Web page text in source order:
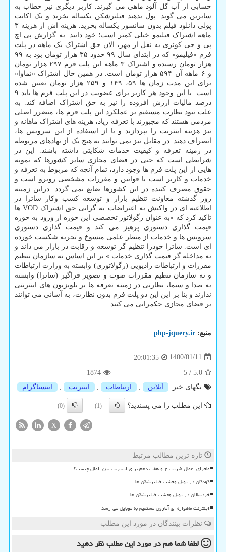
حسابی از آب گل آلود ماهی می گیرند. کاربر دیگری نیز خطاب به
سایرین می گوید: پول بدهید فیلترشکن یکساله بخرید و یک اکانت
پولی دانلود فیلم بدون سانسور یکساله بخرید. هزینه اش از هزینه ۳
ماهه اشتراک فیلیمو خیلی کمتر است؛ خود دانید. به گزارش پی اچ
پی و جی کوئری به نقل از مهر، الان حق اشتراک یک ماهه در پلت
فرم «فیلیمو» که در ابتدای سال ۹۹ حدود ۳۵ هزار تومان بود به ۹۹
هزار تومان رسیده و اشتراک ۳ ماهه این پلت فرم ۲۹۷ هزار تومان
و ۶ ماهه آن ۵۹۴ هزار تومان است. در همین حال اشتراک «نماوا»
برای این مدت زمان ها ۵۹، ۱۴۹ و ۲۵۹ هزار تومان تعیین شده
است. با این وجود هر کاربر برای عضویت در این پلت فرم ها باید ۹
درصد مالیات ارزش افزوده را نیز به حق اشتراک اضافه کند. به
علت نبود نظارت مستقیم بر عملکرد این پلت فرم ها، متضرر اصلی
مردمی هستند که مجبورند با تعرفه زیاد، هزینه های اشتراک ماهانه و
نیز هزینه اینترنت را بپردازند و یا از استفاده از این سرویس ها،
انصراف دهند. در مقابل نیز نمی توانند به هیچ یک از نهادهای مربوطه
در زمینه تعرفه و کیفیت خدمات شکایتی داشته باشند. این در
شرایطی است که حتی در فضای مجازی سایر کشورها که نمونه
هایی از این پلت فرم ها وجود دارد، تمام آنچه که مربوط به تعرفه و
خدمات و کاربر است با قوانین و مقررات مشخصی روبرو است و
حقوق مصرف کننده در این کشورها ضایع نمی گردد. دراین زمینه
روز گذشته معاونت تنظیم بازار و توسعه کسب وکار ساترا در
اطلاعیه ای در واکنش به اعتراضات به گرانی حق اشتراک VOD ها
تاکید کرد که «به عنوان رگولاتور تخصصی این حوزه از ورود به حوزه
قیمت گذاری دستوری پرهیز می کند و قیمت گذاری دستوری
سرویس ها و خدمات از منظر علمی منسوخ و تجربه شکست خورده
ای است. ساترا خودرا تنظیم گر توسعه و رقابت در بازار می داند و
نه مداخله گر قیمت گذاری خدمات.» بر این اساس نه سازمان تنظیم
مقررات و ارتباطات رادیویی (رگولاتوری) وابسته به وزارت ارتباطات
و نه سازمان تنظیم مقررات صوت و تصویر فراگیر (ساترا) وابسته
به صدا و سیما، نظارتی در زمینه تعرفه ها بر تلویزیون های اینترنتی
ندارند و بنا بر این این دو پلت فرم بدون نظارت، به آسانی می توانند
بر فضای مجازی حکمرانی می کنند.
منبع: php-jquery.ir
1400/01/11
20:01:35
5.0
/
5
1874
تگهای خبر:
آنلاین , ارتباطات , اینترنت , اینستاگرام
این مطلب را می پسندید؟ (1)
(0)
X
تازه ترین مطالب مرتبط
ماجرای اعمال ضریب ۲ و هفت دهم برای اینترنت بین الملل چیست؟
کودکان در تونل وحشت فیلترشکن ها
خردسالان در تونل وحشت فیلترشکن ها
اینترنت ماهواره ای آمازون مستقیم به موبایل می رسد
نظرات بینندگان در مورد این مطلب
لطفا شما همدر مورد این مطلبنظر دهید